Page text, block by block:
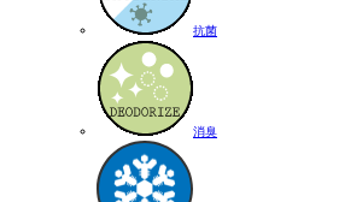
抗菌
消臭